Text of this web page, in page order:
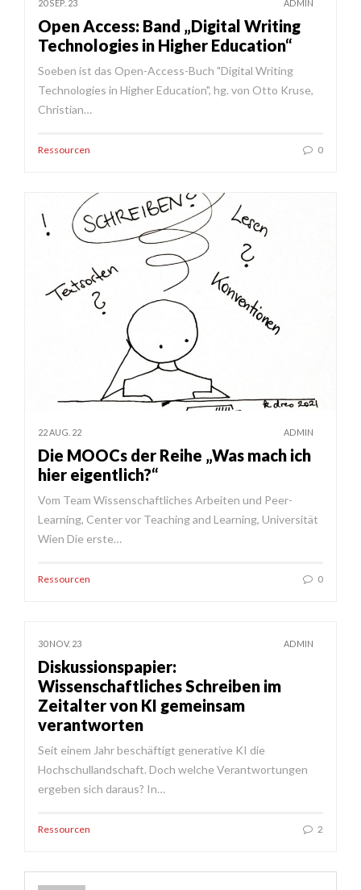
20 SEP. 23 ADMIN
Open Access: Band „Digital Writing
Technologies in Higher Education“
Soeben ist das Open-Access-Buch "Digital Writing
Technologies in Higher Education", hg. von Otto Kruse,
Christian…
Ressourcen 0
22 AUG. 22 ADMIN
Die MOOCs der Reihe „Was mach ich
hier eigentlich?“
Vom Team Wissenschaftliches Arbeiten und Peer-
Learning, Center vor Teaching and Learning, Universität
Wien Die erste…
Ressourcen 0
30 NOV. 23 ADMIN
Diskussionspapier:
Wissenschaftliches Schreiben im
Zeitalter von KI gemeinsam
verantworten
Seit einem Jahr beschäftigt generative KI die
Hochschullandschaft. Doch welche Verantwortungen
ergeben sich daraus? In…
Ressourcen 2